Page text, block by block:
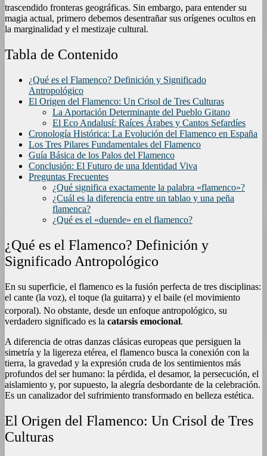
trascendido fronteras geográficas. Sin embargo, para entender su
magia actual, primero debemos desentrañar sus orígenes ocultos en
la marginalidad y el mestizaje cultural.
Tabla de Contenido
¿Qué es el Flamenco? Definición y Significado
Antropológico
El Origen del Flamenco: Un Crisol de Tres Culturas
La Aportación Determinante del Pueblo Gitano
El Eco Andalusí: Raíces Árabes y Cantos Sefardíes
Cronología Histórica: La Evolución del Flamenco en España
Los Tres Pilares Fundamentales del Flamenco
Guía Básica de los Palos del Flamenco
Conclusión: El Futuro de una Identidad Viva
Preguntas Frecuentes
¿Qué significa exactamente la palabra «flamenco»?
¿Cuál es la diferencia entre un tablao y una peña
flamenca?
¿Qué es el «duende» en el flamenco?
¿Qué es el Flamenco? Definición y
Significado Antropológico
En su superficie, el flamenco es la fusión perfecta de tres disciplinas:
el cante (la voz), el toque (la guitarra) y el baile (el movimiento
corporal). No obstante, desde un enfoque antropológico, su
verdadero significado es la catarsis emocional.
A diferencia de otras danzas clásicas europeas que persiguen la
simetría y la ligereza etérea, el flamenco busca la conexión con la
tierra, la gravedad y la expresión cruda de los sentimientos más
profundos del ser humano: la pérdida, el desamor, la persecución, el
aislamiento y, por supuesto, la alegría desbordante de la celebración.
Es un canalizador del sufrimiento transformado en belleza estética.
El Origen del Flamenco: Un Crisol de Tres
Culturas